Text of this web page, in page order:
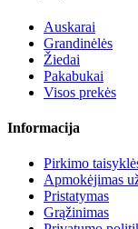
Auskarai
Grandinėlės
Žiedai
Pakabukai
Visos prekės
Informacija
Pirkimo
Apmokėjimas
Pristatymas
Grąžinimas